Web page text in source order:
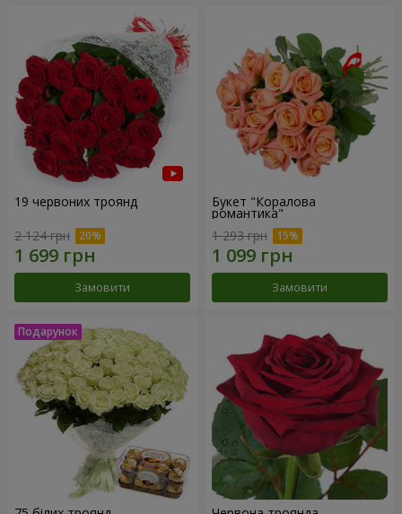
19 червоних троянд
2 124 грн
Замовити
Букет "Коралова
романтика"
1 293 грн
Замовити